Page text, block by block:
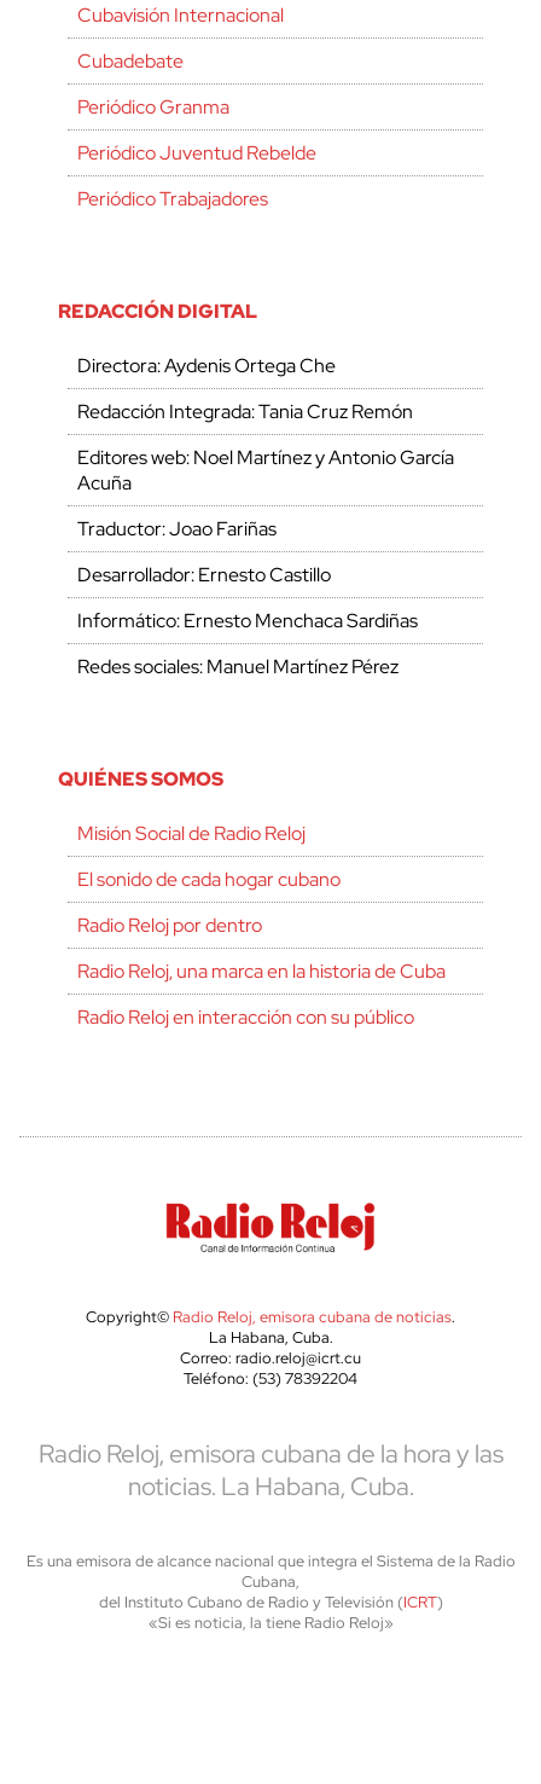
Cubavisión Internacional
Cubadebate
Periódico Granma
Periódico Juventud Rebelde
Periódico Trabajadores
REDACCIÓN DIGITAL
Directora: Aydenis Ortega Che
Redacción Integrada: Tania Cruz Remón
Editores web: Noel Martínez y Antonio García
Acuña
Traductor: Joao Fariñas
Desarrollador: Ernesto Castillo
Informático: Ernesto Menchaca Sardiñas
Redes sociales: Manuel Martínez Pérez
QUIÉNES SOMOS
Misión Social de Radio Reloj
El sonido de cada hogar cubano
Radio Reloj por dentro
Radio Reloj, una marca en la historia de Cuba
Radio Reloj en interacción con su público
Copyright© Radio Reloj, emisora cubana de noticias.
La Habana, Cuba.
Correo: radio.reloj@icrt.cu
Teléfono: (53) 78392204
Radio Reloj, emisora cubana de la hora y las
noticias. La Habana, Cuba.
Es una emisora de alcance nacional que integra el Sistema de la Radio
Cubana,
del Instituto Cubano de Radio y Televisión (ICRT)
«Si es noticia, la tiene Radio Reloj»